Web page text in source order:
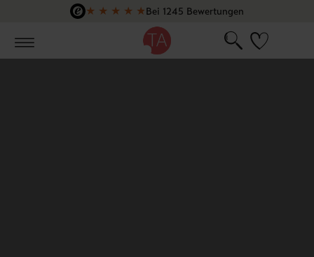
Zum Hauptinhalt springen
★ ★ ★ ★ ★Bei 1245 Bewertungen